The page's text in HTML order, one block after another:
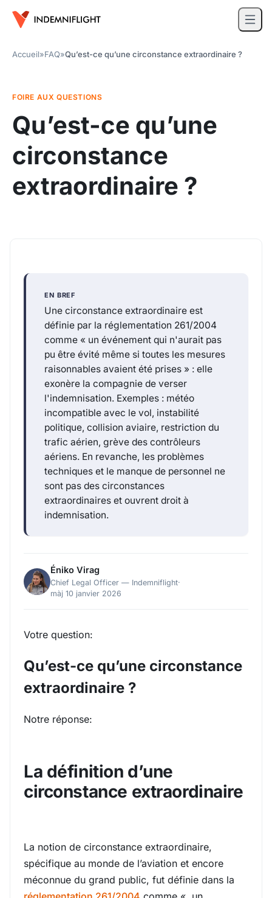
Accueil»FAQ»Qu’est-ce qu’une circonstance extraordinaire ?
FOIRE AUX QUESTIONS
Qu’est-ce qu’une
circonstance
extraordinaire ?
EN BREF
Une circonstance extraordinaire est
définie par la réglementation 261/2004
comme « un événement qui n'aurait pas
pu être évité même si toutes les mesures
raisonnables avaient été prises » : elle
exonère la compagnie de verser
l'indemnisation. Exemples : météo
incompatible avec le vol, instabilité
politique, collision aviaire, restriction du
trafic aérien, grève des contrôleurs
aériens. En revanche, les problèmes
techniques et le manque de personnel ne
sont pas des circonstances
extraordinaires et ouvrent droit à
indemnisation.
Éniko Virag
Chief Legal Officer — Indemniflight·
màj 10 janvier 2026
Votre question:
Qu’est-ce qu’une circonstance
extraordinaire ?
Notre réponse:
La définition d’une
circonstance extraordinaire
La notion de circonstance extraordinaire,
spécifique au monde de l’aviation et encore
méconnue du grand public, fut définie dans la